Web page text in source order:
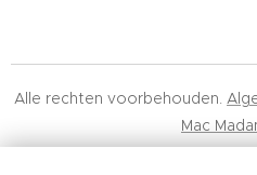
Alle rechten voorbehouden.
Mac
Mic Mac Minuscule BV,